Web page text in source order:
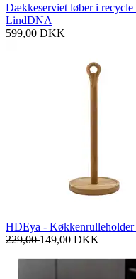
Dækkeserviet løber i
LindDNA
599,00 DKK
HDEya -
229,00149,00 DKK